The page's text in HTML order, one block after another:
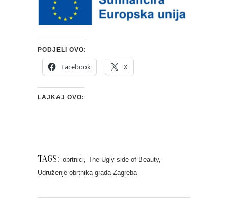
PODJELI OVO:
Facebook X
LAJKAJ OVO:
TAGS: obrtnici The Ugly side of Beauty,
Udruženje obrtnika grada Zagreba